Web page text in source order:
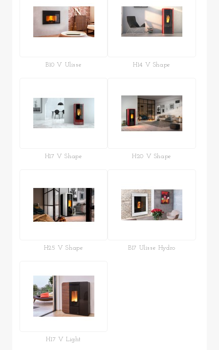
B10 V Ulisse H14 V Shape
H17 V Shape H20 V Shape
H25 V Shape B17 Ulisse Hydro
H17 V Light